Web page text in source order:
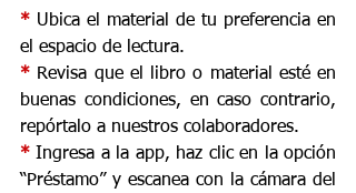
* Ubica el material de tu preferencia en
el espacio de lectura.
* Revisa que el libro o material esté en
buenas condiciones, en caso contrario,
repórtalo a nuestros colaboradores.
* Ingresa a la app, haz clic en la opción
“Préstamo” y escanea con la cámara del